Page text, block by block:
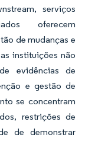
serviços
oferecem
de mudanças e
instituições não
evidências de
e gestão de
se concentram
restrições de
de demonstrar